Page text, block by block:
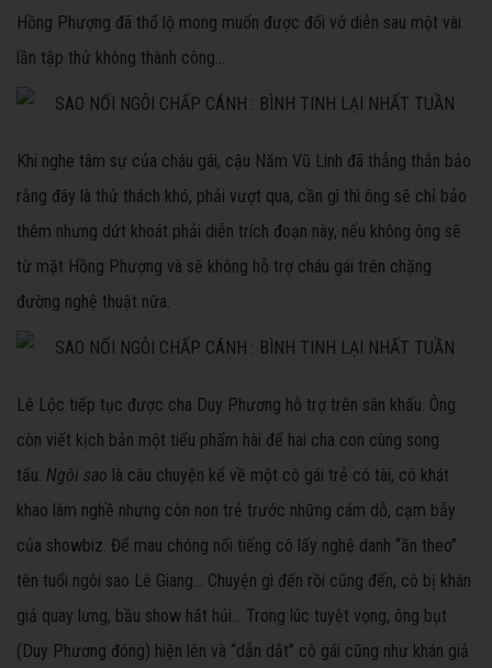
Hồng Phượng đã thổ lộ mong muốn được đổi vở diễn sau một vài
lần tập thử không thành công…
Khi nghe tâm sự của cháu gái, cậu Năm Vũ Linh đã thẳng thắn bảo
rằng đây là thử thách khó, phải vượt qua, cần gì thì ông sẽ chỉ bảo
thêm nhưng dứt khoát phải diễn trích đoạn này, nếu không ông sẽ
từ mặt Hồng Phượng và sẽ không hỗ trợ cháu gái trên chặng
đường nghệ thuật nữa.
Lê Lộc tiếp tục được cha Duy Phương hỗ trợ trên sân khấu. Ông
còn viết kịch bản một tiểu phẩm hài để hai cha con cùng song
tấu. Ngôi sao là câu chuyện kể về một cô gái trẻ có tài, có khát
khao làm nghề nhưng còn non trẻ trước những cám dỗ, cạm bẫy
của showbiz. Để mau chóng nổi tiếng cô lấy nghệ danh “ăn theo”
tên tuổi ngôi sao Lê Giang… Chuyện gì đến rồi cũng đến, cô bị khán
giả quay lưng, bầu show hắt hủi... Trong lúc tuyệt vọng, ông bụt
(Duy Phương đóng) hiện lên và “dẫn dắt” cô gái cũng như khán giả